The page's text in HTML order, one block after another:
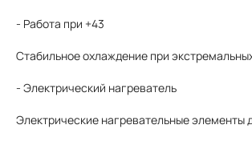
- Работа при +43
Стабильное охлаждение при
- Электрический нагреватель
Электрические нагревательные